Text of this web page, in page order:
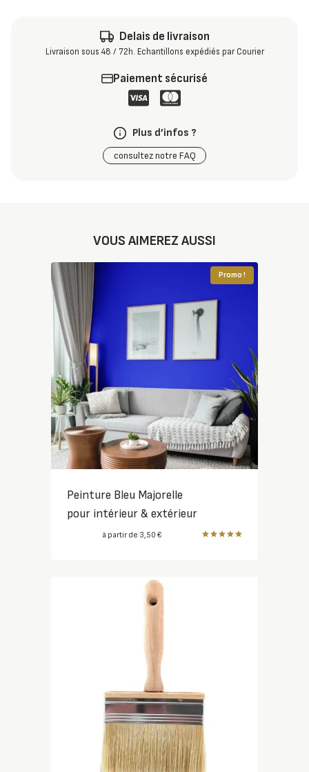
Delais de livraison
Livraison sous 48 / 72h. Echantillons expédiés par Courier
Paiement sécurisé
Plus d’infos ?
consultez notre FAQ
VOUS AIMEREZ AUSSI
Promo !
Peinture Bleu Majorelle
pour intérieur & extérieur
à partir de 3,50€